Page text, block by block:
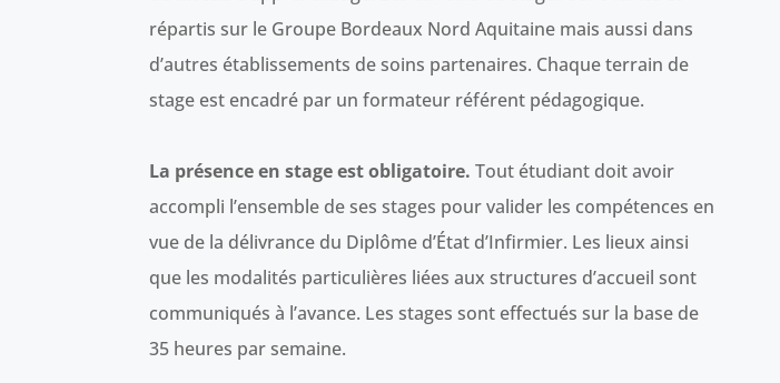
répartis sur le Groupe Bordeaux Nord Aquitaine mais aussi dans
d’autres établissements de soins partenaires. Chaque terrain de
stage est encadré par un formateur référent pédagogique.
La présence en stage est obligatoire. Tout étudiant doit avoir
accompli l’ensemble de ses stages pour valider les compétences en
vue de la délivrance du Diplôme d’État d’Infirmier. Les lieux ainsi
que les modalités particulières liées aux structures d’accueil sont
communiqués à l’avance. Les stages sont effectués sur la base de
35 heures par semaine.